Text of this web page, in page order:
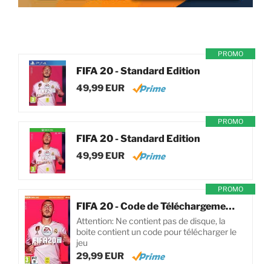
PROMO
FIFA 20 - Standard Edition
49,99 EUR
PROMO
FIFA 20 - Standard Edition
49,99 EUR
PROMO
FIFA 20 - Code de Téléchargement pour PC
Attention: Ne contient pas de disque, la
boite contient un code pour télécharger le
jeu
29,99 EUR